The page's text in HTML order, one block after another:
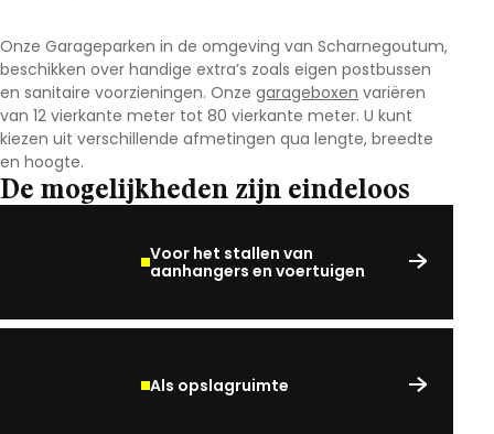
Onze Garageparken in de omgeving van Scharnegoutum,
beschikken over handige extra’s zoals eigen postbussen
en sanitaire voorzieningen. Onze garageboxen variëren
van 12 vierkante meter tot 80 vierkante meter. U kunt
kiezen uit verschillende afmetingen qua lengte, breedte
en hoogte.
De mogelijkheden zijn eindeloos
Voor het stallen van
aanhangers en voertuigen
Als opslagruimte